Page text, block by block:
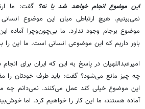
این موضوع انجام خواهد شد یا نه؟ گفت: ما
نمی‌بینیم. هیچ ارتباطی میان این موضوع
موضوع برجام وجود ندارد. ما بی‌چون‌وچرا آماده
باور داریم که این موضوعی انسانی است. ما این را
امیرعبداللهیان در پاسخ به این که ایران برای
چه چیز مانع می‌شود؟ گفت: باید طرف خودتان را
این موضوع خیلی کند عمل می‌کنند. نمی‌دانم چه
آماده هستند، ما این کار را خواهیم کرد. اما